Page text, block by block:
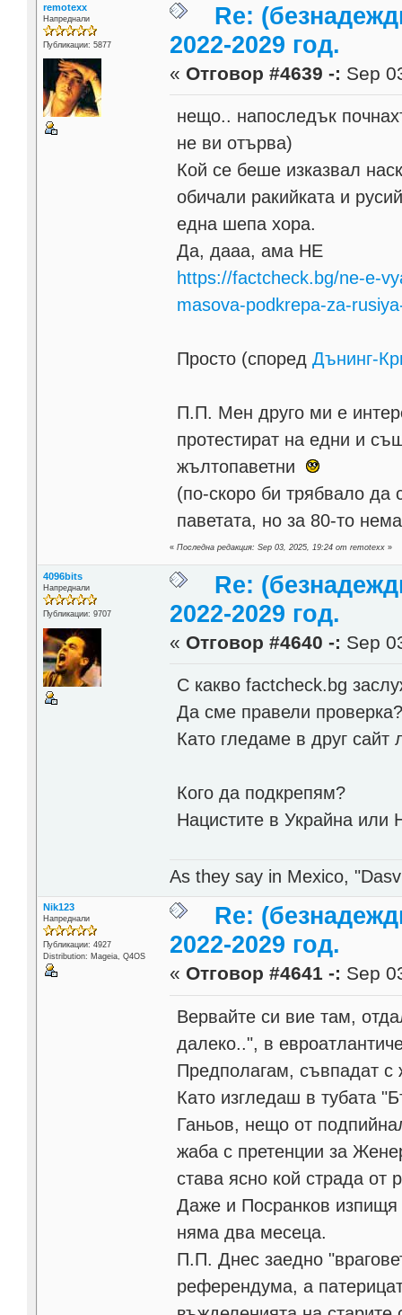
remotexx
Напреднали
Публикации: 5877
Re:
2022-2029 год.
« Отговор #4639 -: Sep
нещо.. напоследък
не ви отърва)
Кой се беше изказвал
обичали ракийката и
една шепа хора.
Да, дааа, ама НЕ
https://factcheck.bg/ne-e-
masova-podkrepa-za-
Просто (споредДънинг-
П.П. Мен друго ми е
протестират на едни и
жълтопаветни
(по-скоро би трябвало да
паветата, но за 80-то
«Последна редакция: Sep 03, 2025, 19:24 от remotexx »
4096bits
Напреднали
Публикации: 9707
Re:
2022-2029 год.
« Отговор #4640 -: Sep
С какво factcheck.bg
Да сме правели
Като гледаме в друг сайт
Кого да подкрепям?
Нацистите в Украйна или
As they say in Mexico,
Nik123
Напреднали
Публикации: 4927
Distribution: Mageia, Q4OS
Re:
2022-2029 год.
« Отговор #4641 -: Sep
Вервайте си вие там,
далеко..", в
Предполагам, съвпадат с
Като изгледаш в тубата
Ганьов, нещо от
жаба с претенции за
става ясно кой страда от
Даже и Посранков изпищя
няма два месеца.
П.П. Днес заедно
референдума, а